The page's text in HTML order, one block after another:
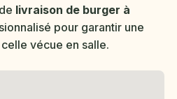
livraison de burger à
pour garantir une
vécue en salle.